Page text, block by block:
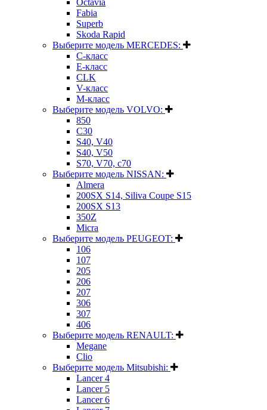
Octavia
Fabia
Superb
Skoda Rapid
Выберите модель MERCEDES:
C-класс
E-класс
CLK
V-класс
M-класс
Выберите модель VOLVO:
850
C30
S40, V40
S40, V50
S70, V70, c70
Выберите модель NISSAN:
Almera
200SX S14, Siliva Coupe S15
200SX S13
350Z
Micra
Выберите модель PEUGEOT:
106
107
205
206
207
306
307
406
Выберите модель RENAULT:
Megane
Clio
Выберите модель Mitsubishi:
Lancer 4
Lancer 5
Lancer 6